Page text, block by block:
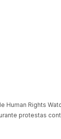
Human Rights
protestas